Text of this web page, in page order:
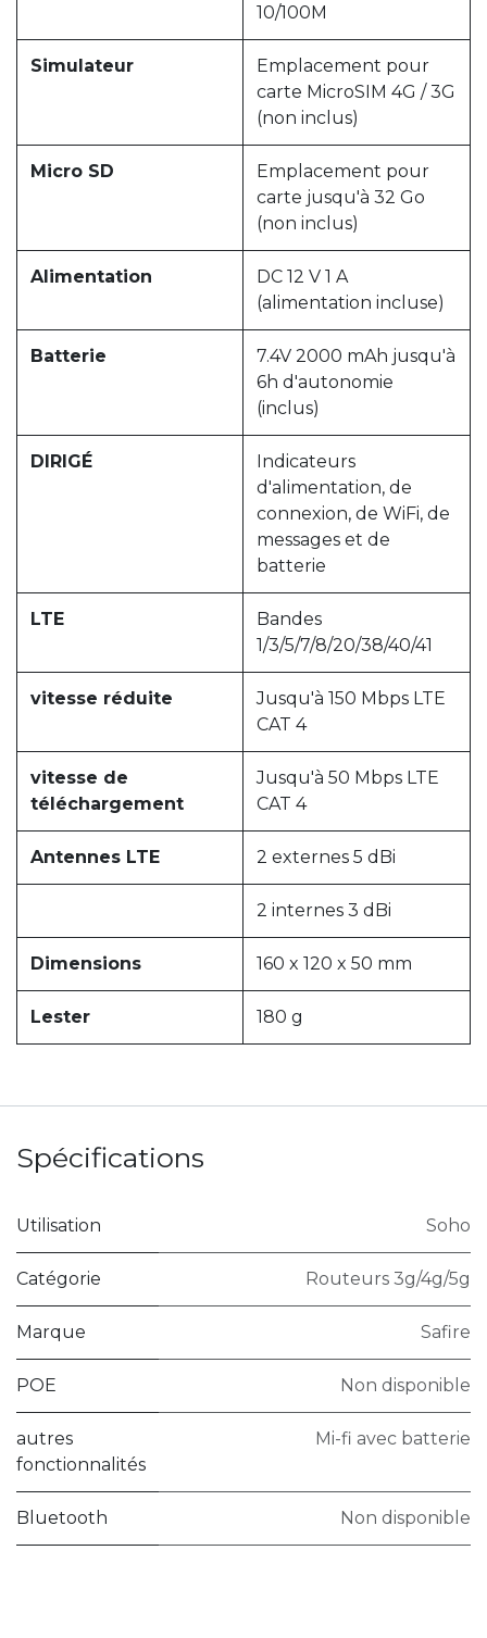
10/100M
Simulateur
Emplacement pour
carte MicroSIM 4G / 3G
(non inclus)
Micro SD
Emplacement pour
carte jusqu'à 32 Go
(non inclus)
Alimentation
DC 12 V 1 A
(alimentation incluse)
Batterie
7.4V 2000 mAh jusqu'à
6h d'autonomie
(inclus)
DIRIGÉ
Indicateurs
d'alimentation, de
connexion, de WiFi, de
messages et de
batterie
LTE
Bandes
1/3/5/7/8/20/38/40/41
vitesse réduite
Jusqu'à 150 Mbps LTE
CAT 4
vitesse de
téléchargement
Jusqu'à 50 Mbps LTE
CAT 4
Antennes LTE 2 externes 5 dBi
2 internes 3 dBi
Dimensions 160 x 120 x 50 mm
Lester 180 g
Spécifications
Utilisation Soho
Catégorie Routeurs 3g/4g/5g
Marque Safire
POE Non disponible
autres
fonctionnalités
Mi-fi avec batterie
Bluetooth Non disponible